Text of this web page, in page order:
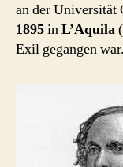
an der
1895inL’Aquila
Exil gegangen war.